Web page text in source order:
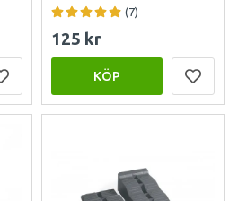
(7)
125 kr
KÖP